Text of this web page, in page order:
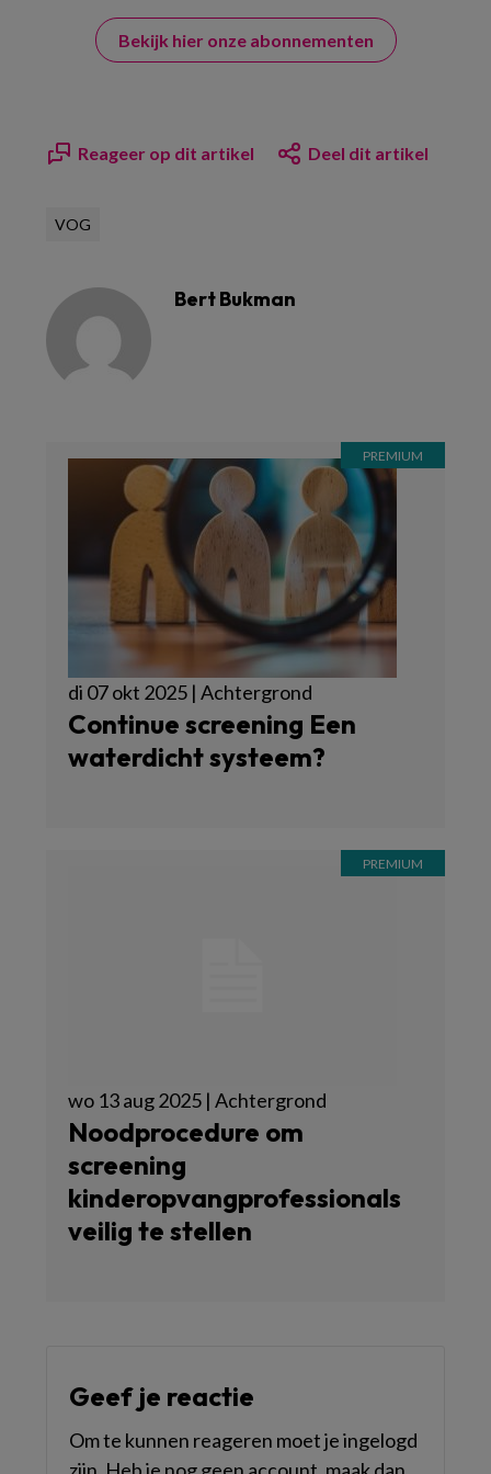
Bekijk hier onze abonnementen
Reageer op dit artikel Deel dit artikel
VOG
Bert Bukman
di 07 okt 2025 | Achtergrond
Continue screening Een
waterdicht systeem?
wo 13 aug 2025 | Achtergrond
Noodprocedure om
screening
kinderopvangprofessionals
veilig te stellen
Geef je reactie
Om te kunnen reageren moet je ingelogd